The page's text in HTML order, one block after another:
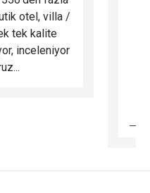
otel, villa /
tek kalite
inceleniyor